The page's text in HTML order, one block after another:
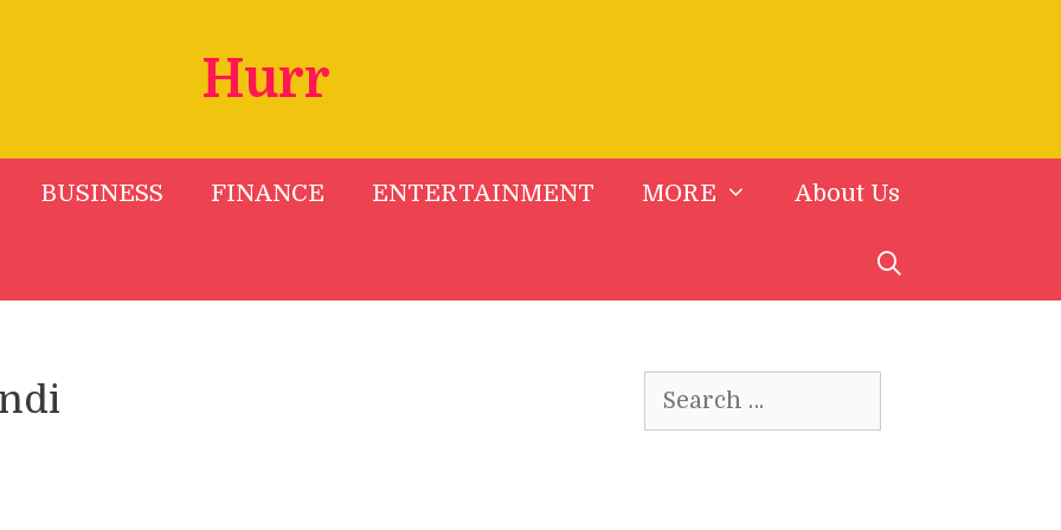
Hurr
BUSINESS FINANCE ENTERTAINMENT MORE About Us
for: